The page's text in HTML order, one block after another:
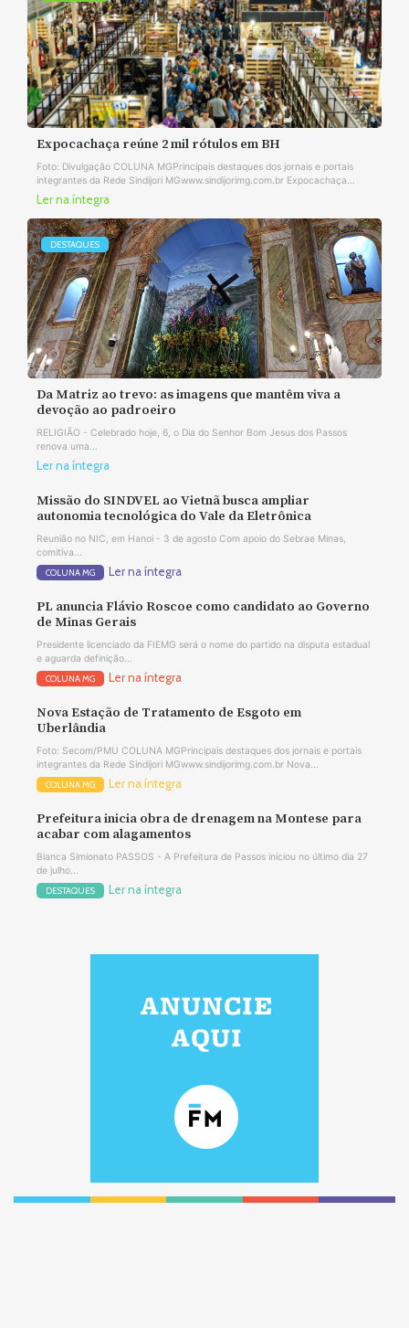
Expocachaça reúne 2 mil rótulos em BH
Foto: Divulgação COLUNA MGPrincipais destaques dos jornais e portais
integrantes da Rede Sindijori MGwww.sindijorimg.com.br Expocachaça...
Ler na íntegra
DESTAQUES
Da Matriz ao trevo: as imagens que mantêm viva a
devoção ao padroeiro
RELIGIÃO - Celebrado hoje, 6, o Dia do Senhor Bom Jesus dos Passos
renova uma...
Ler na íntegra
Missão do SINDVEL ao Vietnã busca ampliar
autonomia tecnológica do Vale da Eletrônica
Reunião no NIC, em Hanoi - 3 de agosto Com apoio do Sebrae Minas,
comitiva...
COLUNA MG Ler na íntegra
PL anuncia Flávio Roscoe como candidato ao Governo
de Minas Gerais
Presidente licenciado da FIEMG será o nome do partido na disputa estadual
e aguarda definição...
COLUNA MG Ler na íntegra
Nova Estação de Tratamento de Esgoto em
Uberlândia
Foto: Secom/PMU COLUNA MGPrincipais destaques dos jornais e portais
integrantes da Rede Sindijori MGwww.sindijorimg.com.br Nova...
COLUNA MG Ler na íntegra
Prefeitura inicia obra de drenagem na Montese para
acabar com alagamentos
Bianca Simionato PASSOS - A Prefeitura de Passos iniciou no último dia 27
de julho...
DESTAQUES Ler na íntegra